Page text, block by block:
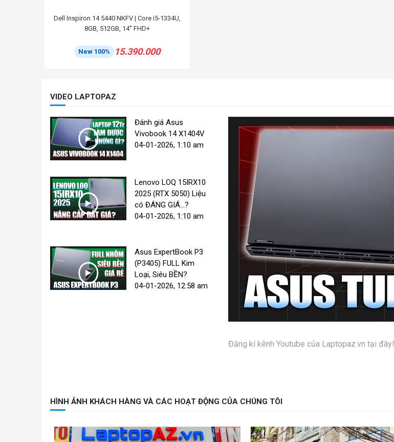
Dell Inspiron 14 5440 NKFV | Core i5-1334U,
8GB, 512GB, 14'' FHD+
New 100% 15.390.000
VIDEO LAPTOPAZ
Đánh giá Asus
Vivobook 14 X1404V
04-01-2026, 1:10 am
Lenovo LOQ 15IRX10
2025 (RTX 5050) Liệu
có ĐÁNG GIÁ...?
04-01-2026, 1:10 am
Asus ExpertBook P3
(P3405) FULL Kim
Loại, Siêu BỀN?
04-01-2026, 12:58 am
Đăng kí kênh Youtube của Laptopaz.vn tại đây!
HÌNH ẢNH KHÁCH HÀNG VÀ CÁC HOẠT ĐỘNG CỦA CHÚNG TÔI